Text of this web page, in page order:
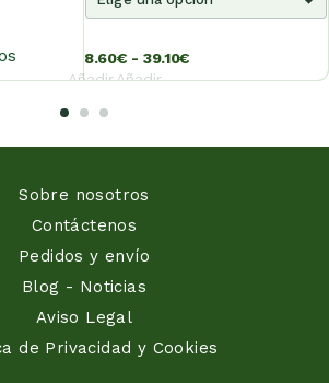
8.60€ - 39.10€
AñadirAñadir
Sobre nosotros
Contáctenos
Pedidos y envío
Blog - Noticias
Aviso Legal
de Privacidad y Cookies